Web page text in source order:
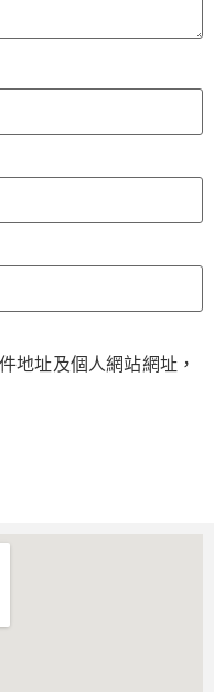
地址及個人網站網址，